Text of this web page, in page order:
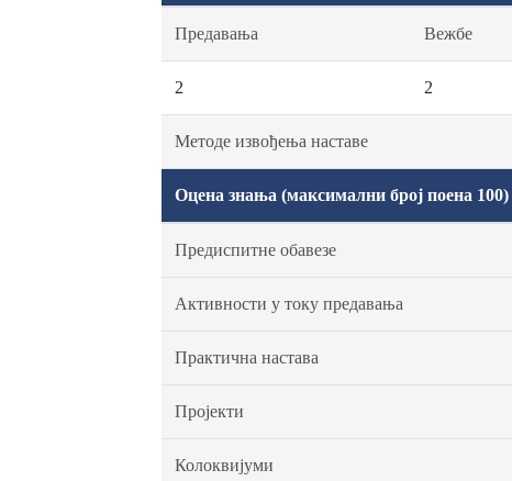
Предавања Вежбе
2 2
Методе извођења наставе
Оцена знања (максимални број поена 100)
Предиспитне обавезе
Активности у току предавања
Практична настава
Пројекти
Колоквијуми